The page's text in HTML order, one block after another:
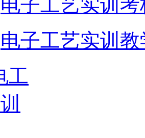
电子工艺实训考
电子工艺实训